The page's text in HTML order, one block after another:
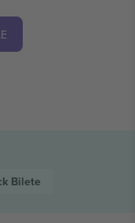
Bilete